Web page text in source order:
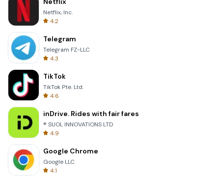
Netflix, Inc.
4.2
Telegram
Telegram FZ-LLC
4.3
TikTok
TikTok Pte. Ltd.
4.6
inDrive. Rides with fair fares
® SUOL INNOVATIONS LTD
4.9
Google Chrome
Google LLC
4.1